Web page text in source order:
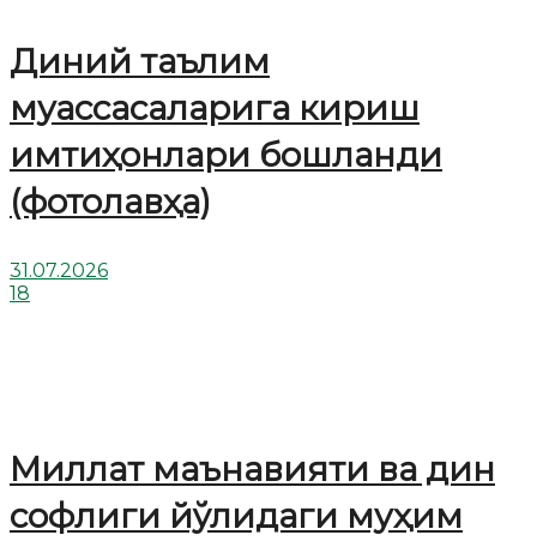
Диний таълим
муассасаларига кириш
имтиҳонлари бошланди
(фотолавҳа)
31.07.2026
18
Миллат маънавияти ва дин
софлиги йўлидаги муҳим